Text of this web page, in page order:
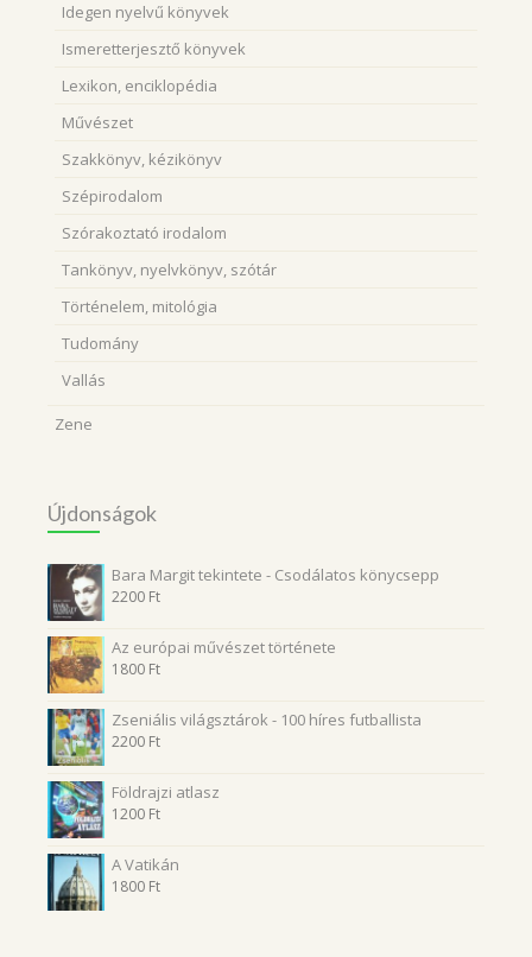
Idegen nyelvű könyvek
Ismeretterjesztő könyvek
Lexikon, enciklopédia
Művészet
Szakkönyv, kézikönyv
Szépirodalom
Szórakoztató irodalom
Tankönyv, nyelvkönyv, szótár
Történelem, mitológia
Tudomány
Vallás
Zene
Újdonságok
Bara Margit tekintete - Csodálatos könycsepp
2200 Ft
Az európai művészet története
1800 Ft
Zseniális világsztárok - 100 híres futballista
2200 Ft
Földrajzi atlasz
1200 Ft
A Vatikán
1800 Ft